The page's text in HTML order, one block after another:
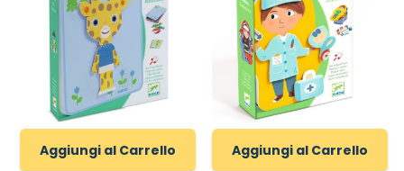
Aggiungi al Carrello Aggiungi al Carrello